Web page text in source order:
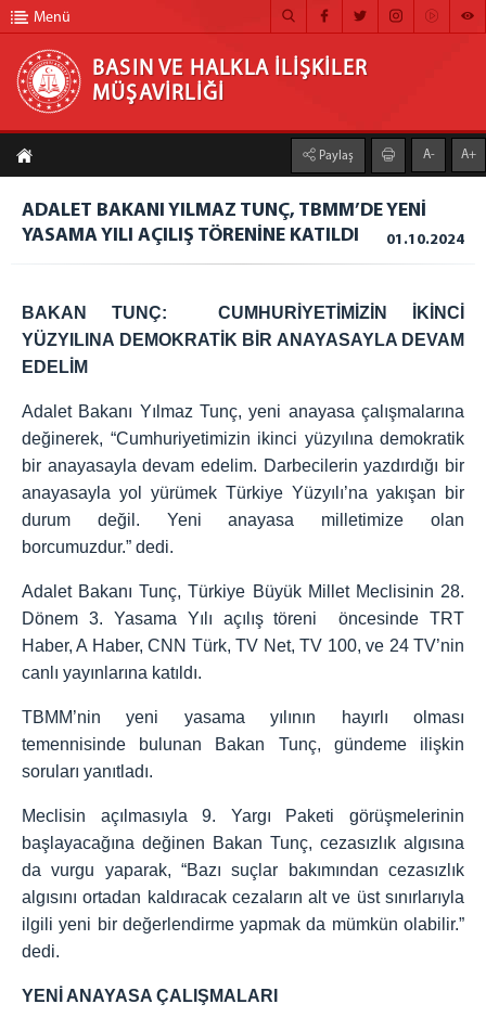
BASIN VE HALKLA İLİŞKİLER MÜŞAVİRLİĞİ
ANA SAYFA
MÜŞAVİRLİĞİMİZ
HABER ARŞİVİ
FOTOĞRAF ARŞİVİ
GÖRÜNTÜLÜ HABER
Menü
BASIN VE HALKLA İLİŞKİLER
MÜŞAVİRLİĞİ
Paylaş A- A+
ADALET BAKANI YILMAZ TUNÇ, TBMM’DE YENİ
YASAMA YILI AÇILIŞ TÖRENİNE KATILDI
01.10.2024
BAKAN TUNÇ: CUMHURİYETİMİZİN İKİNCİ
YÜZYILINA DEMOKRATİK BİR ANAYASAYLA DEVAM
EDELİM
Adalet Bakanı Yılmaz Tunç, yeni anayasa çalışmalarına
değinerek, “Cumhuriyetimizin ikinci yüzyılına demokratik
bir anayasayla devam edelim. Darbecilerin yazdırdığı bir
anayasayla yol yürümek Türkiye Yüzyılı’na yakışan bir
durum değil. Yeni anayasa milletimize olan
borcumuzdur.” dedi.
Adalet Bakanı Tunç, Türkiye Büyük Millet Meclisinin 28.
Dönem 3. Yasama Yılı açılış töreni öncesinde TRT
Haber, A Haber, CNN Türk, TV Net, TV 100, ve 24 TV’nin
canlı yayınlarına katıldı.
TBMM’nin yeni yasama yılının hayırlı olması
temennisinde bulunan Bakan Tunç, gündeme ilişkin
soruları yanıtladı.
Meclisin açılmasıyla 9. Yargı Paketi görüşmelerinin
başlayacağına değinen Bakan Tunç, cezasızlık algısına
da vurgu yaparak, “Bazı suçlar bakımından cezasızlık
algısını ortadan kaldıracak cezaların alt ve üst sınırlarıyla
ilgili yeni bir değerlendirme yapmak da mümkün olabilir.”
dedi.
YENİ ANAYASA ÇALIŞMALARI